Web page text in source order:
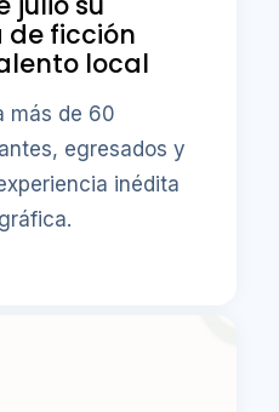
ficción
local
más de 60
egresados y
inédita